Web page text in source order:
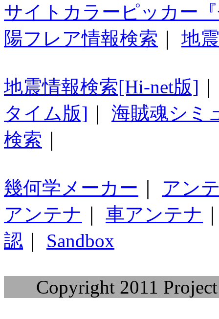
サイトカラーピッカー
陽フレア情報検索
地
地震情報検索[Hi-net版]
タイム版]
海賊魂シミ
検索
幾何学メーカー
アン
アンテナ
車アンテナ
認
Sandbox
Copyright 2011